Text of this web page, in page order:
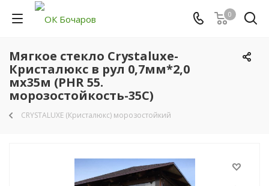
0
Мягкое стекло Crystaluxe-
Кристалюкс в рул 0,7мм*2,0
мх35м (PHR 55.
морозостойкость-35C)
CRYSTALUXE (Кристалюкс) морозостойкий